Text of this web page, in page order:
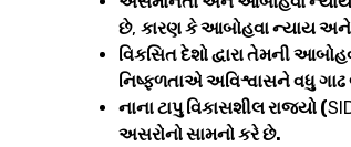
છે, કારણ કે આબોહવા ન્યાય
વિકસિત દેશો દ્વારા તેમની
નિષ્ફળતાએ અવિશ્વાસને વધુ ગાઢ
નાના ટાપુ વિકાસશીલ રાજ્યો (
અસરોનો સામનો કરે છે.